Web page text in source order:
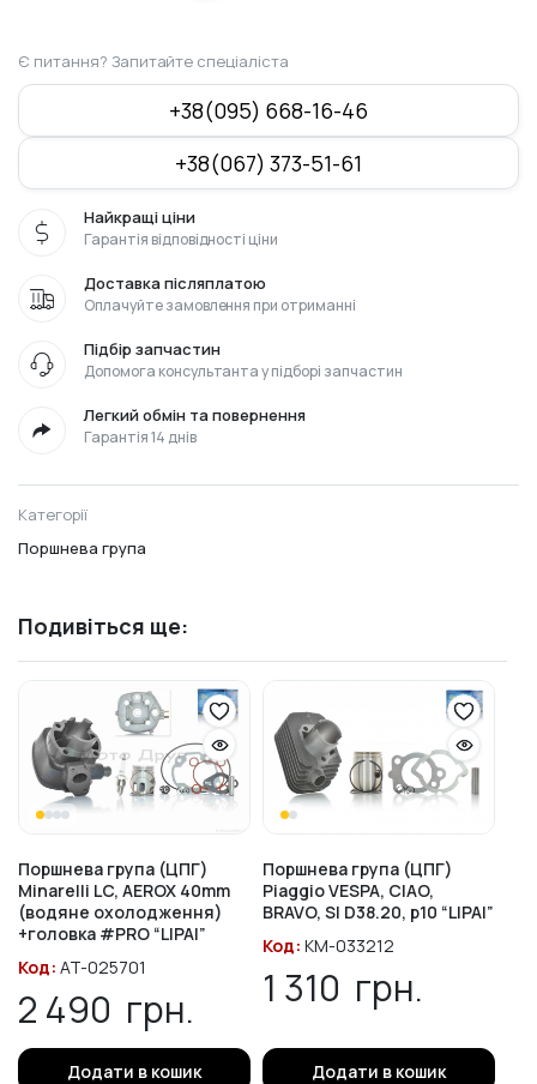
Є питання? Запитайте спеціаліста
+38(095) 668-16-46
+38(067) 373-51-61
Найкращі ціни
Гарантія відповідності ціни
Доставка післяплатою
Оплачуйте замовлення при отриманні
Підбір запчастин
Допомога консультанта у підборі запчастин
Легкий обмін та повернення
Гарантія 14 днів
Категорії
Поршнева група
Подивіться ще:
Поршнева група (ЦПГ)
Minarelli LC, AEROX 40mm
(водяне охолодження)
+головка #PRO “LIPAI”
Код: AT-025701
2 490 грн.
Додати в кошик
Поршнева група (ЦПГ)
Piaggio VESPA, CIAO,
BRAVO, SI D38.20, p10 “LIPAI”
Код: KM-033212
1 310 грн.
Додати в кошик